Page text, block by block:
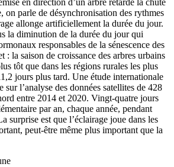
en direction d’un arbre retarde la chute
on parle de désynchronisation des rythmes
allonge artificiellement la durée du jour.
la diminution de la durée du jour qui
responsables de la sénescence des
: la saison de croissance des arbres urbains
tôt que dans les régions rurales les plus
jours plus tard. Une étude internationale
sur l’analyse des données satellites de 428
entre 2014 et 2020. Vingt-quatre jours
par an, chaque année, pendant
surprise est que l’éclairage joue dans les
peut-être même plus important que la